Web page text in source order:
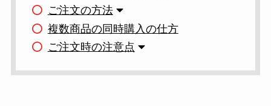
ご注文の方法
複数商品の同時購入の仕方
ご注文時の注意点